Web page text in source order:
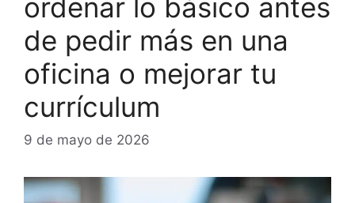
ordenar lo básico antes
de pedir más en una
oficina o mejorar tu
currículum
9 de mayo de 2026